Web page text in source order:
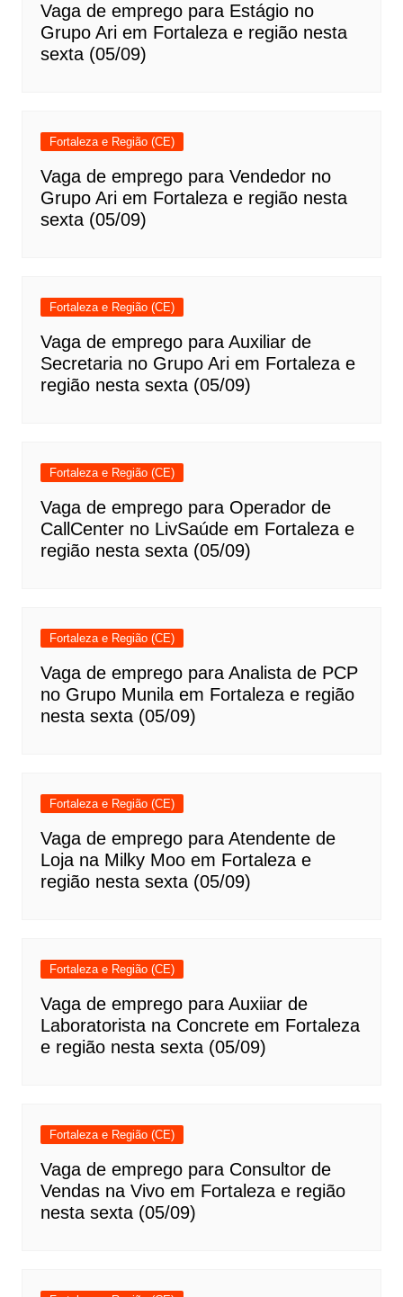
Vaga de emprego para Estágio no
Grupo Ari em Fortaleza e região nesta
sexta (05/09)
Fortaleza e Região (CE)
Vaga de emprego para Vendedor no
Grupo Ari em Fortaleza e região nesta
sexta (05/09)
Fortaleza e Região (CE)
Vaga de emprego para Auxiliar de
Secretaria no Grupo Ari em Fortaleza e
região nesta sexta (05/09)
Fortaleza e Região (CE)
Vaga de emprego para Operador de
CallCenter no LivSaúde em Fortaleza e
região nesta sexta (05/09)
Fortaleza e Região (CE)
Vaga de emprego para Analista de PCP
no Grupo Munila em Fortaleza e região
nesta sexta (05/09)
Fortaleza e Região (CE)
Vaga de emprego para Atendente de
Loja na Milky Moo em Fortaleza e
região nesta sexta (05/09)
Fortaleza e Região (CE)
Vaga de emprego para Auxiiar de
Laboratorista na Concrete em Fortaleza
e região nesta sexta (05/09)
Fortaleza e Região (CE)
Vaga de emprego para Consultor de
Vendas na Vivo em Fortaleza e região
nesta sexta (05/09)